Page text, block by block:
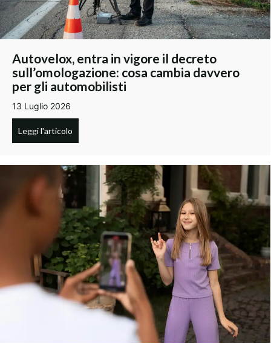
Autovelox, entra in vigore il decreto
sull’omologazione: cosa cambia davvero
per gli automobilisti
13 Luglio 2026
Leggi l'articolo